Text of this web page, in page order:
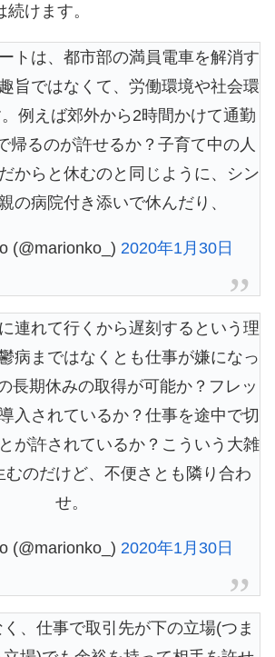
けます。
トは、都市部の満員電車を解消す
旨ではなくて、労働環境や社会環
例えば郊外から2時間かけて通勤
帰るのが許せるか？子育て中の人
からと休むのと同じように、シン
の病院付き添いで休んだり、
(@marionko_) 2020年1月30日
連れて行くから遅刻するという理
病まではなくとも仕事が嫌になっ
長期休みの取得が可能か？フレッ
入されているか？仕事を途中で切
が許されているか？こういう大雑
むのだけど、不便さとも隣り合わ
せ。
(@marionko_) 2020年1月30日
、仕事で取引先が下の立場(つま